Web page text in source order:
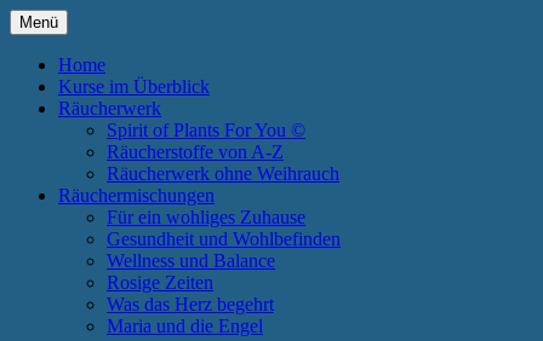
Zum
Inhalt
springen
Spirit of Plants
Menü
Home
Kurse im Überblick
Räucherwerk
Spirit of Plants For You ©
Räucherstoffe von A-Z
Räucherwerk ohne Weihrauch
Räuchermischungen
Für ein wohliges Zuhause
Gesundheit und Wohlbefinden
Wellness und Balance
Rosige Zeiten
Was das Herz begehrt
Maria und die Engel